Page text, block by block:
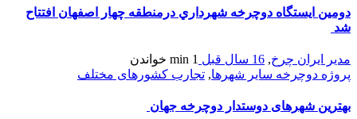
دومين ايستگاه دوچرخه شهرداري درمنطقه چهار اصفهان افتتاح
شد
مدیر ایران چرخ, 16 سال قبل 1 min
خواندن
پروژه دوچرخه سایر شهرها, تجارب کشورهای مختلف
بهترین شهرهای دوستدار دوچرخه جهان